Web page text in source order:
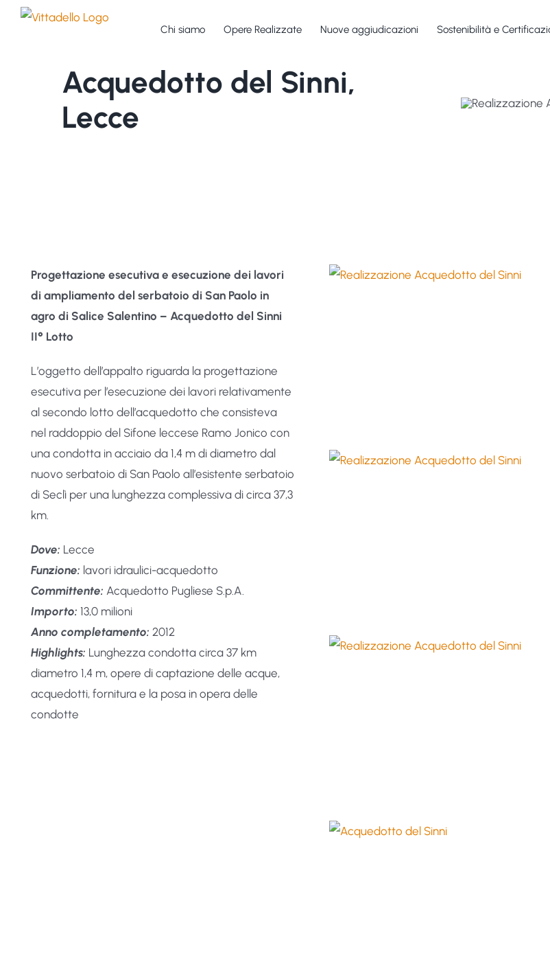
Salta
Chi siamo Opere Realizzate Nuove aggiudicazioni Sostenibilità e
Acquedotto del Sinni,
Lecce
Progettazione esecutiva e esecuzione dei lavori
di ampliamento del serbatoio di San Paolo in
agro di Salice Salentino – Acquedotto del Sinni
II° Lotto
L’oggetto dell’appalto riguarda la progettazione
esecutiva per l’esecuzione dei lavori relativamente
al secondo lotto dell’acquedotto che consisteva
nel raddoppio del Sifone leccese Ramo Jonico con
una condotta in acciaio da 1,4 m di diametro dal
nuovo serbatoio di San Paolo all’esistente serbatoio
di Seclì per una lunghezza complessiva di circa 37,3
km.
Dove: Lecce
Funzione: lavori idraulici-acquedotto
Committente: Acquedotto Pugliese S.p.A.
Importo: 13,0 milioni
Anno completamento: 2012
Highlights: Lunghezza condotta circa 37 km
diametro 1,4 m, opere di captazione delle acque,
acquedotti, fornitura e la posa in opera delle
condotte